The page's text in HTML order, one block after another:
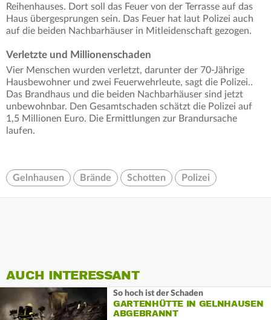
Reihenhauses. Dort soll das Feuer von der Terrasse auf das
Haus übergesprungen sein. Das Feuer hat laut Polizei auch
auf die beiden Nachbarhäuser in Mitleidenschaft gezogen.
Verletzte und Millionenschaden
Vier Menschen wurden verletzt, darunter der 70-Jährige
Hausbewohner und zwei Feuerwehrleute, sagt die Polizei..
Das Brandhaus und die beiden Nachbarhäuser sind jetzt
unbewohnbar. Den Gesamtschaden schätzt die Polizei auf
1,5 Millionen Euro. Die Ermittlungen zur Brandursache
laufen.
Gelnhausen Brände Schotten Polizei
AUCH INTERESSANT
So hoch ist der Schaden
GARTENHÜTTE IN GELNHAUSEN
ABGEBRANNT